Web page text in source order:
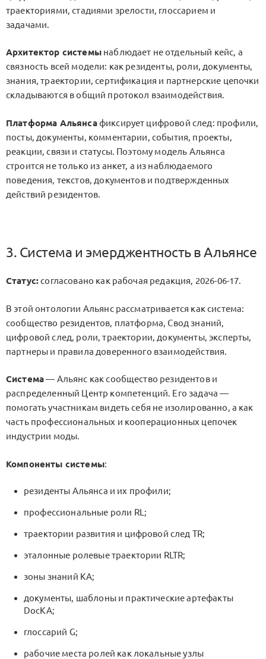
траекториями, стадиями зрелости, глоссарием и
задачами.
Архитектор системынаблюдает не отдельный кейс, а
связность всей модели: как резиденты, роли, документы,
знания, траектории, сертификация и партнерские цепочки
складываются в общий протокол взаимодействия.
Платформа Альянсафиксирует цифровой след: профили,
посты, документы, комментарии, события, проекты,
реакции, связи и статусы. Поэтому модель Альянса
строится не только из анкет, а из наблюдаемого
поведения, текстов, документов и подтвержденных
действий резидентов.
3. Система и эмерджентность в Альянсе
Статус:согласовано как рабочая редакция, 2026-06-17.
В этой онтологии Альянс рассматривается как система:
сообщество резидентов, платформа, Свод знаний,
цифровой след, роли, траектории, документы, эксперты,
партнеры и правила доверенного взаимодействия.
Система— Альянс как сообщество резидентов и
распределенный Центр компетенций. Его задача —
помогать участникам видеть себя не изолированно, а как
часть профессиональных и кооперационных цепочек
индустрии моды.
Компоненты системы:
резиденты Альянса и их профили;
профессиональные роли RL ;
траектории развития и цифровой след TR;
эталонные ролевые траектории RLTR;
зоны знаний KA;
документы, шаблоны и практические артефакты
DocKA;
глоссарий G;
рабочие места ролей как локальные узлы